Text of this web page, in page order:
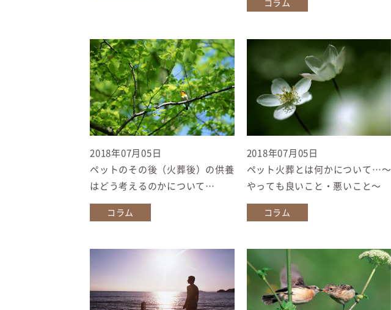
2018年07月05日
ペットのその後（火葬後）の供養
はどう考えるのかについて…
コラム
2018年07月05日
ペット火葬とは何かについて…〜
やっても良いこと・悪いこと〜
コラム